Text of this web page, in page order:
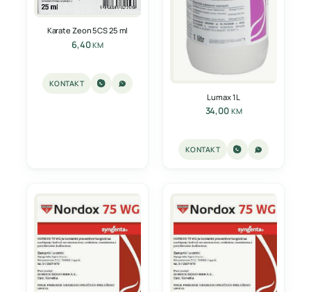
Karate Zeon 5CS 25 ml
6,40KM
KONTAKT
Lumax 1L
34,00 KM
KONTAKT